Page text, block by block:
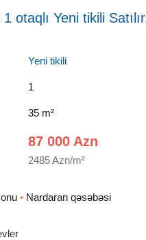
otaqlı Yeni tikili
Yeni tikili
1
35 m²
87 000 Azn
2485 Azn/m²
• Nardaran qəsəbəsi